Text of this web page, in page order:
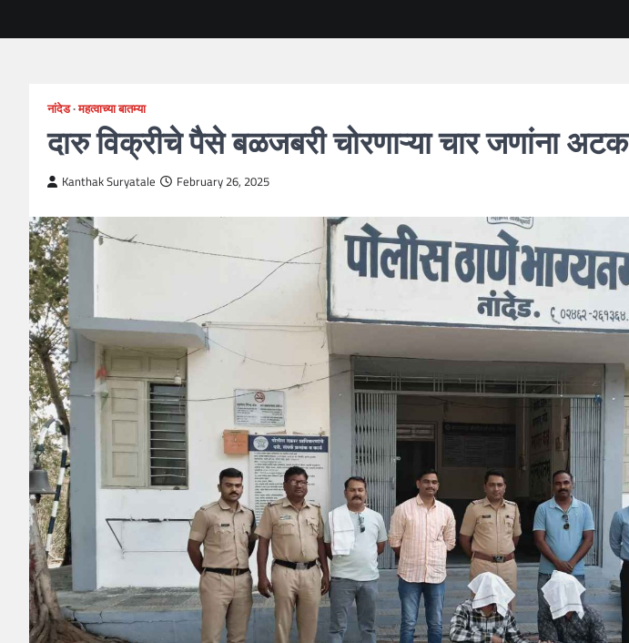
नांदेड महत्वाच्या बातम्या
दारु विक्रीचे पैसे बळजबरी चोरणाऱ्या चार जणांना अटक
Kanthak Suryatale February 26, 2025